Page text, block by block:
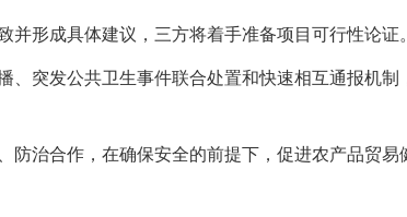
形成具体建议，三方将着手准备项目可行性论证。
、突发公共卫生事件联合处置和快速相互通报机制
防治合作，在确保安全的前提下，促进农产品贸易